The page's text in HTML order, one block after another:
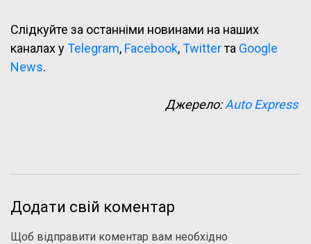
Слідкуйте за останніми новинами на наших
каналах уTelegram, Facebook,Twitterта Google
News.
Джерело:Auto Express
Додати свій коментар
Щоб відправити коментар вам необхідно